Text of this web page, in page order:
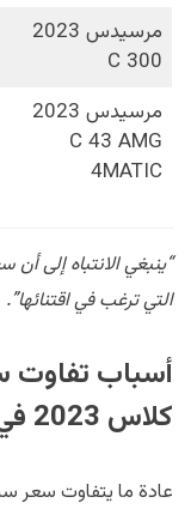
مرسيدس 2023
C 300
مرسيدس 2023
C 43 AMG
4MATIC
“ينبغي الانتباه إلى
التي ترغب في اقتنائها”.
أسباب
كلاس 2023 في السعودية
عادة ما يتفاوت سعر